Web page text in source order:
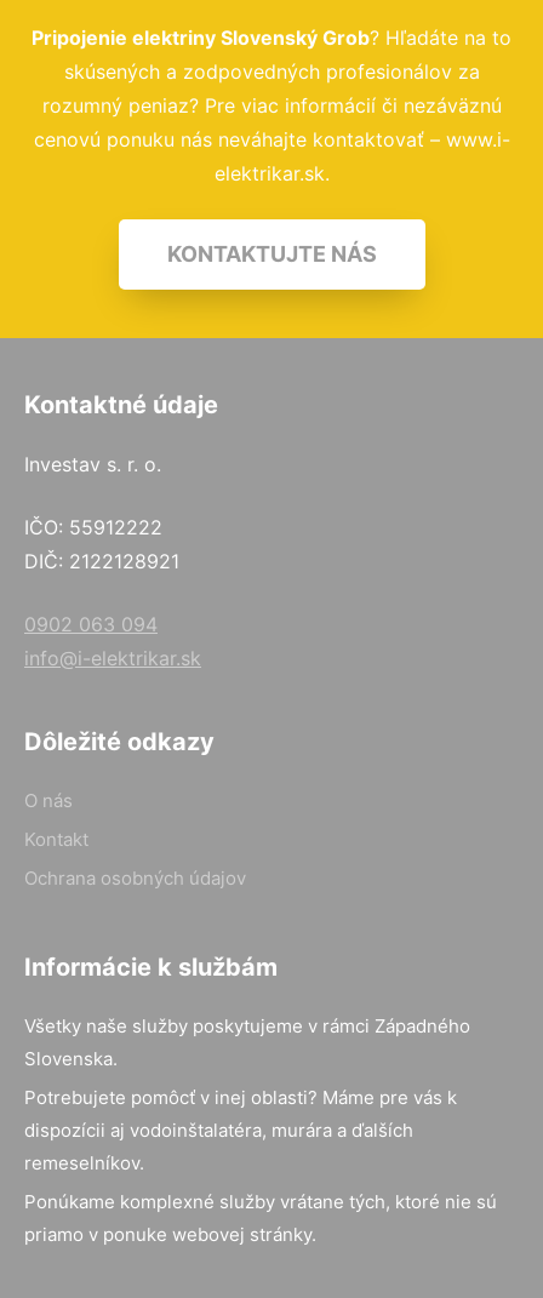
Pripojenie elektriny Slovenský Grob? Hľadáte na to
skúsených a zodpovedných profesionálov za
rozumný peniaz? Pre viac informácií či nezáväznú
cenovú ponuku nás neváhajte kontaktovať – www.i-
elektrikar.sk.
KONTAKTUJTE NÁS
Kontaktné údaje
Investav s. r. o.
IČO: 55912222
DIČ: 2122128921
0902 063 094
info@i-elektrikar.sk
Dôležité odkazy
O nás
Kontakt
Ochrana osobných údajov
Informácie k službám
Všetky naše služby poskytujeme v rámci Západného
Slovenska.
Potrebujete pomôcť v inej oblasti? Máme pre vás k
dispozícii aj vodoinštalatéra, murára a ďalších
remeselníkov.
Ponúkame komplexné služby vrátane tých, ktoré nie sú
priamo v ponuke webovej stránky.